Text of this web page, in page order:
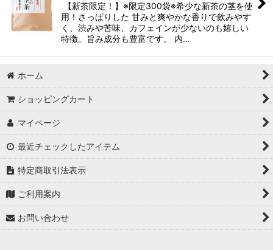
【新茶限定！】※限定300袋※希少な新茶の茎を使
用！さっぱりした 甘みと爽やかな香りで飲みやす
く、渋みや苦味、カフェインが少ないのも嬉しい
特徴。旨み成分も豊富です。 内…
ホーム
ショッピングカート
マイページ
最近チェックしたアイテム
特定商取引法表示
ご利用案内
お問い合わせ